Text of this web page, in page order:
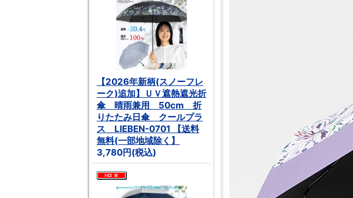
【2026年新柄(スノーフレ
ーク)追加】ＵＶ遮熱遮光折
傘 晴雨兼用 50cm 折
りたたみ日傘 クールプラ
ス LIEBEN-0701 【送料
無料(一部地域除く】
3,780円(税込)